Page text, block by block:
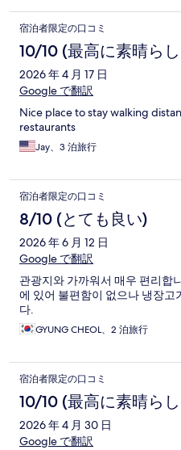
宿泊者限定の口コミ
10/10 (最高に素晴ら
2026 年 4 月 17 日
Google で翻訳
Nice place to stay walking
restaurants
Jay、3 泊旅行
宿泊者限定の口コミ
8/10 (とても良い)
2026 年 6 月 12 日
Google で翻訳
관광지와 가까워서 매우 편리합
에 있어 불편함이 없으나 냉장고
다.
GYUNG CHEOL、2 泊旅行
宿泊者限定の口コミ
10/10 (最高に素晴ら
2026 年 4 月 30 日
Google で翻訳